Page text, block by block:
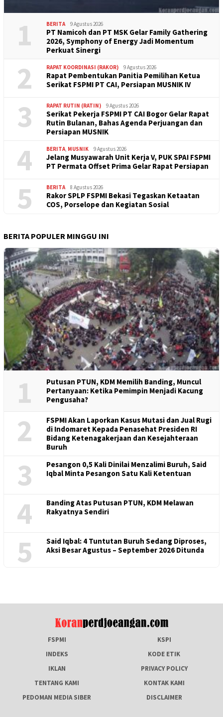
1 BERITA 9 Agustus 2026
PT Namicoh dan PT MSK Gelar Family Gathering
2026, Symphony of Energy Jadi Momentum
Perkuat Sinergi
2 RAPAT KOORDINASI (RAKOR) 9 Agustus 2026
Rapat Pembentukan Panitia Pemilihan Ketua
Serikat FSPMI PT CAI, Persiapan MUSNIK IV
3 RAPAT RUTIN (RATIN) 9 Agustus 2026
Serikat Pekerja FSPMI PT CAI Bogor Gelar Rapat
Rutin Bulanan, Bahas Agenda Perjuangan dan
Persiapan MUSNIK
4 BERITA, MUSNIK 9 Agustus 2026
Jelang Musyawarah Unit Kerja V, PUK SPAI FSPMI
PT Permata Offset Prima Gelar Rapat Persiapan
5 BERITA 8 Agustus 2026
Rakor SPLP FSPMI Bekasi Tegaskan Ketaatan
COS, Porselope dan Kegiatan Sosial
BERITA POPULER MINGGU INI
1
Putusan PTUN, KDM Memilih Banding, Muncul
Pertanyaan: Ketika Pemimpin Menjadi Kacung
Pengusaha?
2
FSPMI Akan Laporkan Kasus Mutasi dan Jual Rugi
di Indomaret Kepada Penasehat Presiden RI
Bidang Ketenagakerjaan dan Kesejahteraan
Buruh
3
Pesangon 0,5 Kali Dinilai Menzalimi Buruh, Said
Iqbal Minta Pesangon Satu Kali Ketentuan
4
Banding Atas Putusan PTUN, KDM Melawan
Rakyatnya Sendiri
5
Said Iqbal: 4 Tuntutan Buruh Sedang Diproses,
Aksi Besar Agustus – September 2026 Ditunda
FSPMI
KSPI
INDEKS
KODE ETIK
IKLAN
PRIVACY POLICY
TENTANG KAMI
KONTAK KAMI
PEDOMAN MEDIA SIBER
DISCLAIMER